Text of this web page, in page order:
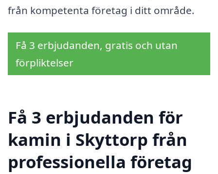
från kompetenta företag i ditt område.
Få 3 erbjudanden, gratis och utan
förpliktelser
Få 3 erbjudanden för
kamin i Skyttorp från
professionella företag